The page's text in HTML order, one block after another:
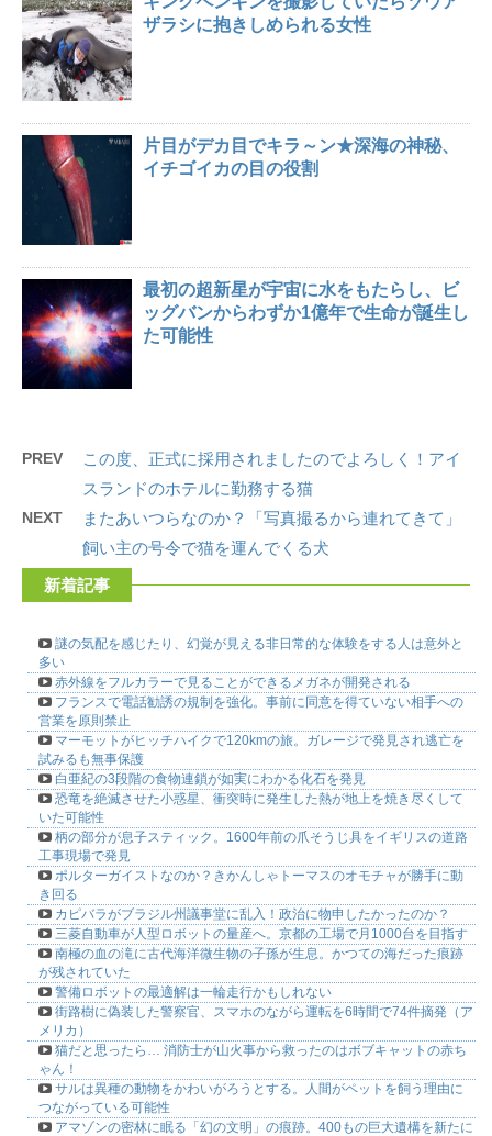
ザラシに抱きしめられる女性
片目がデカ目でキラ～ン★深海の神秘、
イチゴイカの目の役割
最初の超新星が宇宙に水をもたらし、ビ
ッグバンからわずか1億年で生命が誕生し
た可能性
PREV
この度、正式に採用されましたのでよろしく！アイ
スランドのホテルに勤務する猫
NEXT
またあいつらなのか？「写真撮るから連れてきて」
飼い主の号令で猫を運んでくる犬
新着記事
謎の気配を感じたり、幻覚が見える非日常的な体験をする人は意外と
多い
赤外線をフルカラーで見ることができるメガネが開発される
フランスで電話勧誘の規制を強化。事前に同意を得ていない相手への
営業を原則禁止
マーモットがヒッチハイクで120kmの旅。ガレージで発見され逃亡を
試みるも無事保護
白亜紀の3段階の食物連鎖が如実にわかる化石を発見
恐竜を絶滅させた小惑星、衝突時に発生した熱が地上を焼き尽くして
いた可能性
柄の部分が息子スティック。1600年前の爪そうじ具をイギリスの道路
工事現場で発見
ポルターガイストなのか？きかんしゃトーマスのオモチャが勝手に動
き回る
カピバラがブラジル州議事堂に乱入！政治に物申したかったのか？
三菱自動車が人型ロボットの量産へ。京都の工場で月1000台を目指す
南極の血の滝に古代海洋微生物の子孫が生息。かつての海だった痕跡
が残されていた
警備ロボットの最適解は一輪走行かもしれない
街路樹に偽装した警察官、スマホのながら運転を6時間で74件摘発（ア
メリカ）
猫だと思ったら… 消防士が山火事から救ったのはボブキャットの赤ち
ゃん！
サルは異種の動物をかわいがろうとする。人間がペットを飼う理由に
つながっている可能性
アマゾンの密林に眠る「幻の文明」の痕跡。400もの巨大遺構を新たに